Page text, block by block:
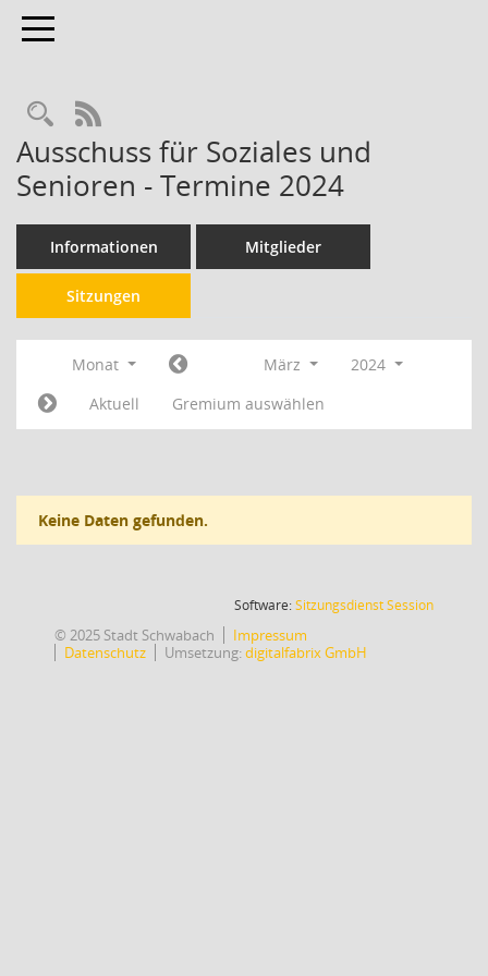
Toggle navigation
RSS-Feed
Ausschuss für Soziales und
Senioren - Termine 2024
Informationen Mitglieder
Sitzungen
Monat März
2024
Aktuell
Gremium auswählen
Keine Daten gefunden.
Software:SitzungsdienstSession(Wird in
© 2025 Stadt Schwabach
Impressum
Datenschutz
Umsetzung:digitalfabrix GmbH